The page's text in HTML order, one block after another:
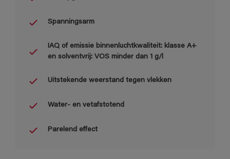
Spanningsarm
IAQ of emissie binnenluchtkwaliteit: klasse A+
en solventvrij: VOS minder dan 1 g/l
Uitstekende weerstand tegen vlekken
Water- en vetafstotend
Parelend effect